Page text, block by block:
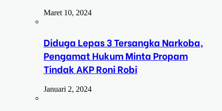
Maret 10, 2024
Diduga Lepas 3 Tersangka Narkoba,
Pengamat Hukum Minta Propam
Tindak AKP Roni Robi
Januari 2, 2024